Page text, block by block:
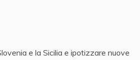
e la Sicilia e ipotizzare nuove